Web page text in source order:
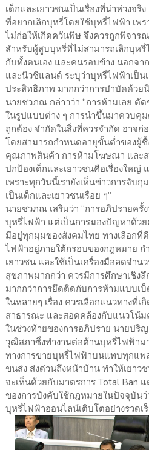
เด็กและเยาวชนเป็นเรื่องที่น่าห่วงจ
ที่อยากเลิกบุหรี่โดยใช้บุหรี่ไฟฟ้า เพ
ไม่ก่อให้เกิดควันพิษ จึงควรถูกพิจาร
สำหรับผู้สูบบุหรี่ที่ไม่สามารถเลิกบุหรี่
กับทั้งตนเอง และคนรอบข้าง นอกจ
และนิวซีแลนด์ ระบุว่าบุหรี่ไฟฟ้าเป็น
ประสิทธิภาพ มากกว่าการบำบัดด้ว
นายชวภณ กล่าวว่า “การห้ามเลย ตั
ในรูปแบบต่าง ๆ การนำขึ้นมาควบคุ
ถูกต้อง จำกัดในสิ่งที่ควรจำกัด อาจก่
โดยสามารถกำหนดอายุขั้นต่ำของ
คุณภาพสินค้า การห้ามโฆษณา และส
ปกป้องเด็กและเยาวชนคือเรื่องใหญ่
เพราะทุกวันนี้เรายังเห็นข่าวการจับ
เป็นเด็กและเยาวชนเรื่อย ๆ”
นายชวภณ เสริมว่า “การอภิปรายค
บุหรี่ไฟฟ้า แต่เป็นการมองปัญหาด้วย
มีอยู่ทุกมุมของสังคมไทย ทางเลือกที่
ไฟฟ้าอยู่ภายใต้กรอบของกฎหมาย
เยาวชน และใช้เป็นเครื่องมือลดจำ
สุขภาพมากกว่า ควรมีการศึกษาเชิง
มากกว่าการยึดติดกับการห้ามแบบเ
ในหลายๆ เรื่อง ควรเลือกแนวทางที่
สาธารณะ และสอดคล้องกับแนวโน้ม
ในช่วงท้ายของการอภิปราย นายปริ
วุฒิสภาซึ่งทำงานต่อต้านบุหรี่ไฟฟ้าม
ทางการขายบุหรี่ไฟฟ้าบนแทบทุกแ
ขนส่ง ส่งด่วนถึงหน้าบ้าน ทำให้เยาว
จะเห็นด้วยกับมาตรการ Total Ban
ของการบังคับใช้กฎหมายในปัจจุบัน
บุหรี่ไฟฟ้าออนไลน์เติบโตอย่างรวดเ